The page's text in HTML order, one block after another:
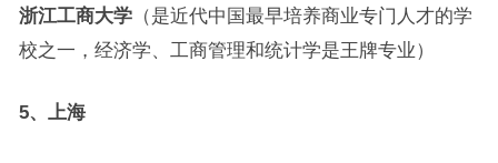
浙江工商大学（是近代中国最早培养商业专门人才的学
校之一，经济学、工商管理和统计学是王牌专业）
5、上海